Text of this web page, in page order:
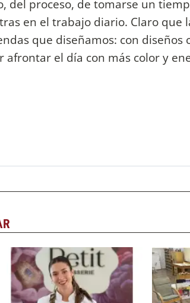
del proceso, de tomarse un
en el trabajo diario. Claro que
que diseñamos: con diseños
afrontar el día con más color y